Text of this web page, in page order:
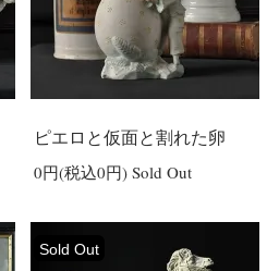
ピエロと仮面と割れた卵
0円(税込0円) Sold Out
Sold Out